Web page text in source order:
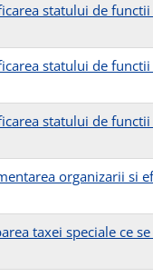
statului de
statului de
statului de
organizarii
taxei speciale ce